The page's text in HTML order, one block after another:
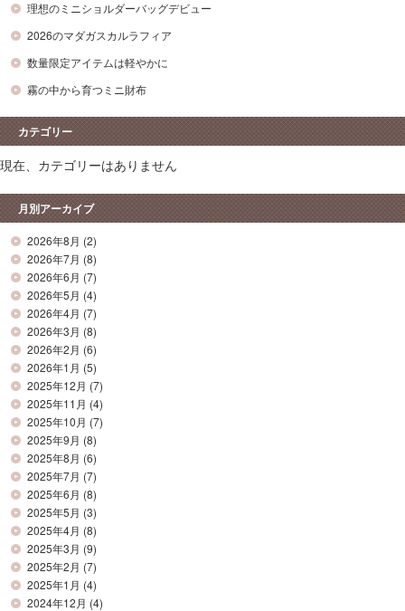
理想のミニショルダーバッグデビュー
2026のマダガスカルラフィア
数量限定アイテムは軽やかに
霧の中から育つミニ財布
カテゴリー
現在、カテゴリーはありません
月別アーカイブ
2026年8月 (2)
2026年7月 (8)
2026年6月 (7)
2026年5月 (4)
2026年4月 (7)
2026年3月 (8)
2026年2月 (6)
2026年1月 (5)
2025年12月 (7)
2025年11月 (4)
2025年10月 (7)
2025年9月 (8)
2025年8月 (6)
2025年7月 (7)
2025年6月 (8)
2025年5月 (3)
2025年4月 (8)
2025年3月 (9)
2025年2月 (7)
2025年1月 (4)
2024年12月 (4)